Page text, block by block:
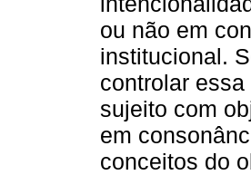
ou não em
institucional.
controlar
sujeito com
em
conceitos do